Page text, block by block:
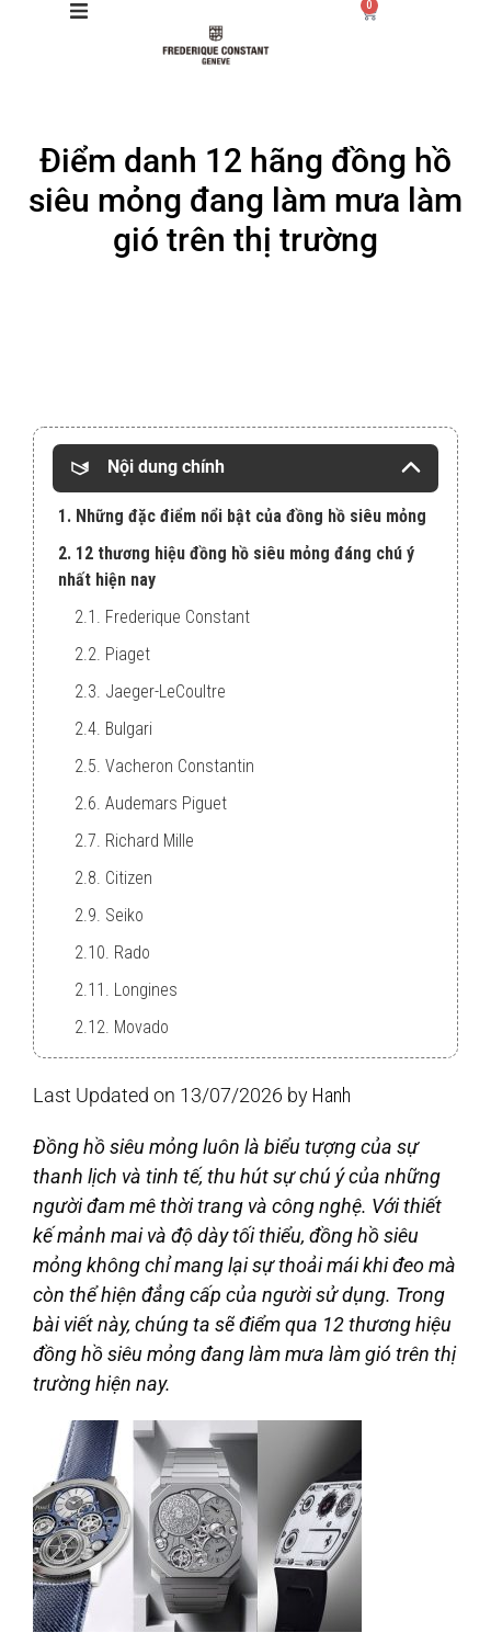
Manufacture
0
Điểm danh 12 hãng đồng hồ
siêu mỏng đang làm mưa làm
gió trên thị trường
Nội dung chính
1. Những đặc điểm nổi bật của đồng hồ siêu mỏng
2. 12 thương hiệu đồng hồ siêu mỏng đáng chú ý
nhất hiện nay
2.1. Frederique Constant
2.2. Piaget
2.3. Jaeger-LeCoultre
2.4. Bulgari
2.5. Vacheron Constantin
2.6. Audemars Piguet
2.7. Richard Mille
2.8. Citizen
2.9. Seiko
2.10. Rado
2.11. Longines
2.12. Movado
Last Updated on 13/07/2026 by Hanh
Đồng hồ siêu mỏng luôn là biểu tượng của sự
thanh lịch và tinh tế, thu hút sự chú ý của những
người đam mê thời trang và công nghệ. Với thiết
kế mảnh mai và độ dày tối thiểu, đồng hồ siêu
mỏng không chỉ mang lại sự thoải mái khi đeo mà
còn thể hiện đẳng cấp của người sử dụng. Trong
bài viết này, chúng ta sẽ điểm qua 12 thương hiệu
đồng hồ siêu mỏng đang làm mưa làm gió trên thị
trường hiện nay.